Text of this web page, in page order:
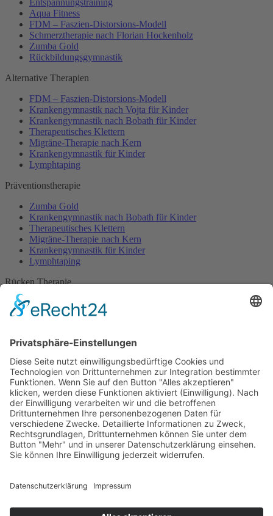
Aqua Fitness
FDM – Faszien-Distorsions-Modell
Schmerztherapie nach Florian Hockenholz
Zumba Gold
Rückbildungsgymnastik
Alternative Therapien
FDM – Faszien-Distorsions-Modell
Krankengymnastik nach Vojta für Kinder
Krankengymnastik nach Bobath für Kinder
Therapeutisches Klettern
Migräne-Therapie nach Kern
Krankengymnastik für Kinder
Lymphtaping
Präventionstherapie
Zumba Gold
Krankengymnastik nach Bobath für Kinder
Therapeutisches Klettern
Migräne-Therapie nach Kern
Krankengymnastik für Kinder
Lymphtaping
Rücken Therapie
Therapeutisches Klettern
Entspannungstraining
Zumba Gold
Rückbildungsgymnastik
Kinder Therapie
Krankengymnastik nach Vojta für Kinder
Krankengymnastik nach Bobath für Kinder
Krankengymnastik für Kinder
Therapeuten
Kontakt
Sponsoring
Gutscheine